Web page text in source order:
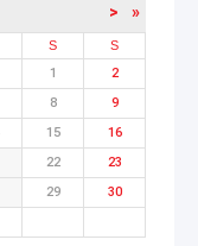
> »
S S
1
2
8
9
15
16
22
23
29
30